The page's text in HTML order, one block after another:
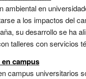
ambiental en
a los impactos del
su desarrollo se ha
talleres con servicios
campus
campus universitarios